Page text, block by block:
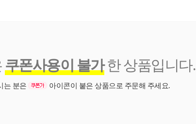
쿠폰사용이 불가한 상품입니다.
는 분은 아이콘이 붙은 상품으로 주문해 주세요.